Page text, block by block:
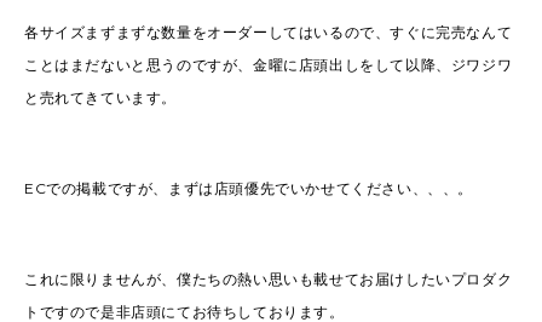
各サイズまずまずな数量をオーダーしてはいるので、すぐに完売なんて
ことはまだないと思うのですが、金曜に店頭出しをして以降、ジワジワ
と売れてきています。
ECでの掲載ですが、まずは店頭優先でいかせてください、、、。
これに限りませんが、僕たちの熱い思いも載せてお届けしたいプロダク
トですので是非店頭にてお待ちしております。